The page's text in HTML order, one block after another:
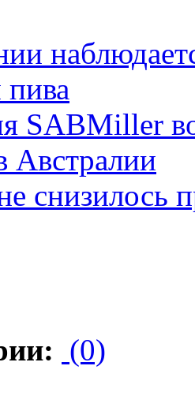
SABMiller
Австралии
снизилось
(0)